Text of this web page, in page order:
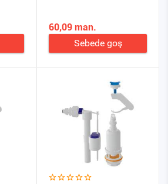
60,09 man.
Sebede goş